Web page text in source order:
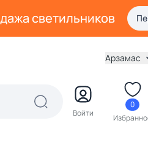
светильников
Арзамас
Войти
0